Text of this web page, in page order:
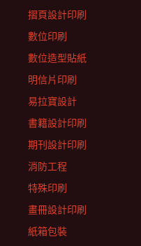
摺頁設計印刷
數位印刷
數位造型貼紙
明信片印刷
易拉寶設計
書籍設計印刷
期刊設計印刷
消防工程
特殊印刷
畫冊設計印刷
紙箱包裝